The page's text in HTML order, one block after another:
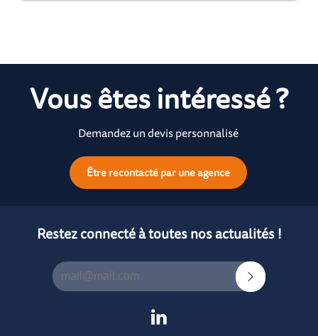
Vous êtes intéressé ?
Demandez un devis personnalisé
Être recontacté par une agence
Restez connecté à toutes nos actualités !